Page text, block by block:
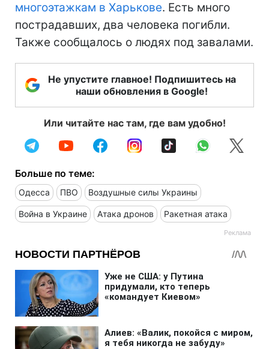
многоэтажкам в Харькове. Есть много
пострадавших, два человека погибли.
Также сообщалось о людях под завалами.
Не упустите главное! Подпишитесь на
наши обновления в Google!
Или читайте нас там, где вам удобно!
Больше по теме:
Одесса ПВО Воздушные силы Украины
Война в Украине Атака дронов Ракетная атака